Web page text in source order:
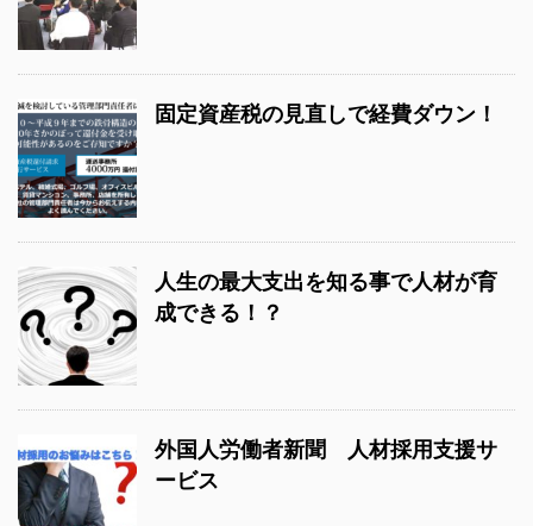
固定資産税の見直しで経費ダウン！
人生の最大支出を知る事で人材が育
成できる！？
外国人労働者新聞 人材採用支援サ
ービス